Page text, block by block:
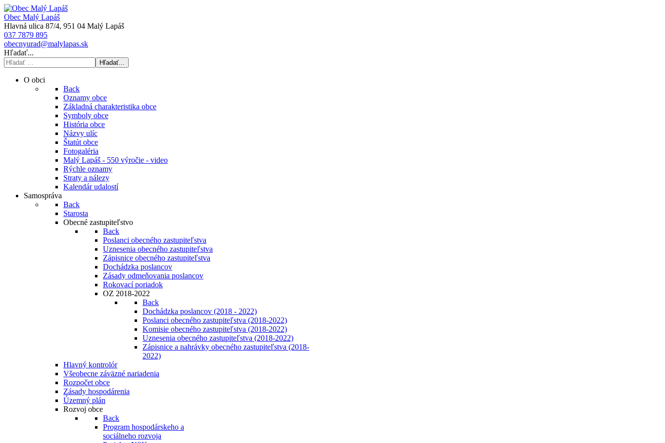
Obec Malý Lapáš
Hlavná ulica 87/4, 951 04 Malý Lapáš
037 7879 895
obecnyurad@malylapas.sk
Hľadať...
Hľadať...
O obci
Back
Oznamy obce
Základná charakteristika obce
Symboly obce
História obce
Názvy ulíc
Štatút obce
Fotogaléria
Malý Lapáš - 550 výročie - video
Rýchle oznamy
Straty a nálezy
Kalendár udalostí
Samospráva
Back
Starosta
Obecné zastupiteľstvo
Back
Poslanci obecného zastupiteľstva
Uznesenia obecného zastupiteľstva
Zápisnice obecného zastupiteľstva
Dochádzka poslancov
Zásady odmeňovania poslancov
Rokovací poriadok
OZ 2018-2022
Back
Dochádzka poslancov (2018 - 2022)
Poslanci obecného zastupiteľstva (2018-2022)
Komisie obecného zastupiteľstva (2018-2022)
Uznesenia obecného zastupiteľstva (2018-2022)
Zápisnice a nahrávky obecného zastupiteľstva (2018-
2022)
Hlavný kontrolór
Všeobecne záväzné nariadenia
Rozpočet obce
Zásady hospodárenia
Územný plán
Rozvoj obce
Back
Program hospodárskeho a
sociálneho rozvoja